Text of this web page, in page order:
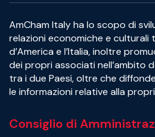
AmCham Italy ha lo scopo di
relazioni economiche e culturali
d’America e l’Italia, inoltre
dei propri associati nell’ambito
tra i due Paesi, oltre che
le informazioni relative alla
Consiglio di